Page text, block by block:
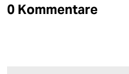
0 Kommentare